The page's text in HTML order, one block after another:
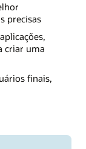
precisas
criar uma
finais,